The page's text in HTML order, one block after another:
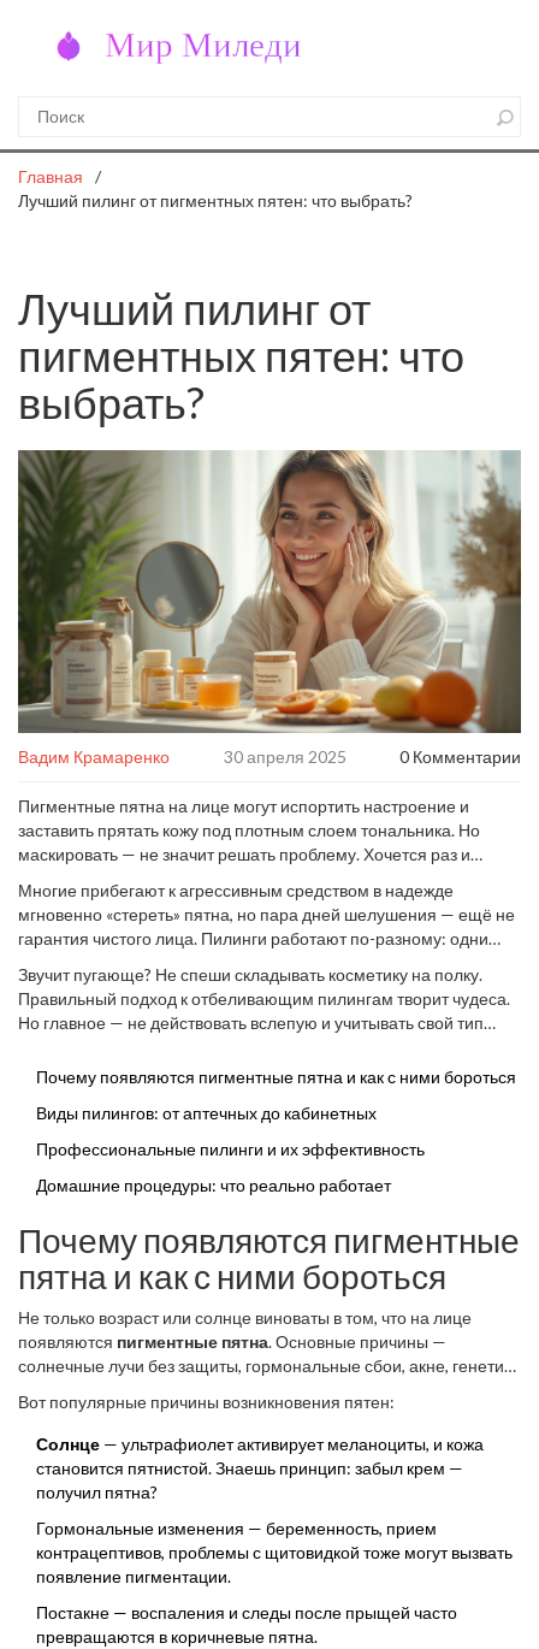
Главная
Лучший пилинг от пигментных пятен: что выбрать?
Лучший пилинг от
пигментных пятен: что
выбрать?
Вадим Крамаренко 30 апреля 2025 0 Комментарии
Пигментные пятна на лице могут испортить настроение и
заставить прятать кожу под плотным слоем тональника. Но
маскировать — не значит решать проблему. Хочется раз и
после отпуска или активного солнца? Первый шаг —
разобраться, какой пилинг реально справляется с пятнами, не
портя кожу.
Многие прибегают к агрессивным средством в надежде
мгновенно «стереть» пятна, но пара дней шелушения — ещё не
гарантия чистого лица. Пилинги работают по-разному: одни
клеток глубже. Ошибка в выборе иногда приводит к обратному
эффекту или даже ожогам.
Звучит пугающе? Не спеши складывать косметику на полку.
Правильный подход к отбеливающим пилингам творит чудеса.
Но главное — не действовать вслепую и учитывать свой тип
подойдет тебе, когда лучше идти к косметологу и что можно
пигментных пятнах.
Почему появляются пигментные пятна и как с ними бороться
Виды пилингов: от аптечных до кабинетных
Профессиональные пилинги и их эффективность
Домашние процедуры: что реально работает
Почему появляются пигментные
пятна и как с ними бороться
Не только возраст или солнце виноваты в том, что на лице
появляются пигментные пятна. Основные причины —
солнечные лучи без защиты, гормональные сбои, акне, генетика
спровоцировать усиление выработки меланина — пигмента,
который окрашивает кожу.
Вот популярные причины возникновения пятен:
Солнце — ультрафиолет активирует меланоциты, и кожа
становится пятнистой. Знаешь принцип: забыл крем —
получил пятна?
Гормональные изменения — беременность, прием
контрацептивов, проблемы с щитовидкой тоже могут вызвать
появление пигментации.
Постакне — воспаления и следы после прыщей часто
превращаются в коричневые пятна.